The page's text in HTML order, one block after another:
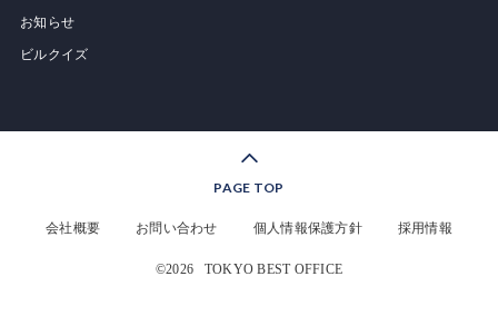
お知らせ
ビルクイズ
PAGE TOP
会社概要 お問い合わせ 個人情報保護方針 採用情報
©2026 TOKYO BEST OFFICE